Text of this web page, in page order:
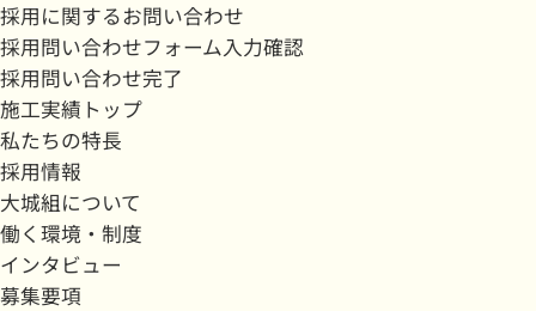
採用に関するお問い合わせ
採用問い合わせフォーム入力確認
採用問い合わせ完了
施工実績トップ
私たちの特長
採用情報
大城組について
働く環境・制度
インタビュー
募集要項